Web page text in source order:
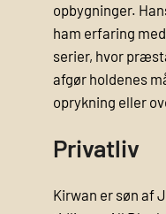
opbygninger.
ham erfaring
serier, hvor
afgør holdenes
oprykning eller
Privatliv
Kirwan er søn af